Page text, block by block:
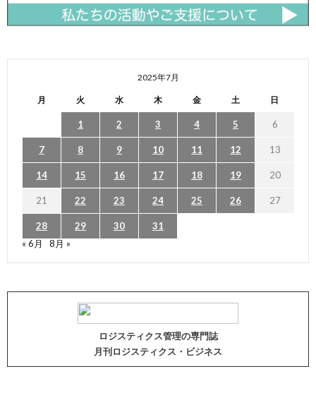
2025年7月
月 火 水 木 金 土 日
1 2 3 4 5 6
7 8 9 10 11 12 13
14 15 16 17 18 19 20
21 22 23 24 25 26 27
28 29 30
31
« 6月
8月 »
ロジスティクス管理の専門誌
月刊ロジスティクス・ビジネス